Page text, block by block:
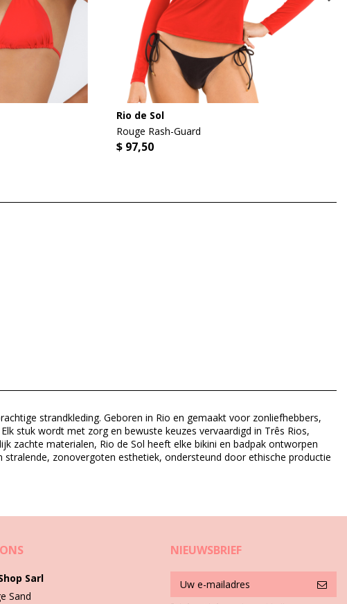
Rio de Sol
Rouge Rash-Guard
$ 97,50
strandkleding. Geboren in Rio en gemaakt voor zonliefhebbers,
stuk wordt met zorg en bewuste keuzes vervaardigd in Três Rios,
zachte materialen, Rio de Sol heeft elke bikini en badpak ontworpen
zonovergoten esthetiek, ondersteund door ethische productie
Sarl
Sand
NIEUWSBRIEF